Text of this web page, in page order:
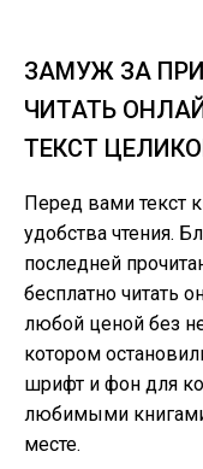
ЗАМУЖ ЗА
ЧИТАТЬ
ТЕКСТ
Перед вами текст
удобства чтения.
последней
бесплатно читать
любой ценой без
котором
шрифт и фон для
любимыми
месте.